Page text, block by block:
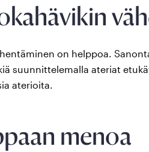
on helppoa.
suunnittelemalla ateriat
aterioita.
menoa